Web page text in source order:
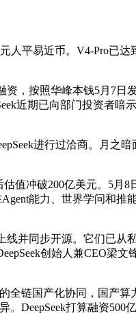
人平易近币。V4-Pro已达
，按照华峰本钱5月7日
近期已向部门投资者暗
进行过洽商。月之暗
冲破200亿美元。5月8
能力、世界学问和推
并同步开源。它们已从
创始人兼CEO梁文
链国产化协同，国产算
DeepSeek打算融资500